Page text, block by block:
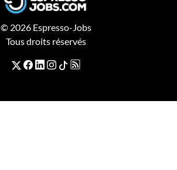
© 2026 Espresso-Jobs
Tous droits réservés